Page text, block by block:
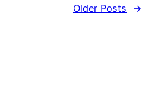
Older Posts →